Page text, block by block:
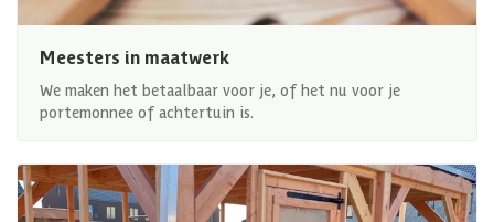
Meesters in maatwerk
We maken het betaalbaar voor je, of het nu voor je
portemonnee of achtertuin is.